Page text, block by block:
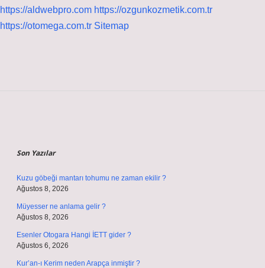
https://aldwebpro.com https://ozgunkozmetik.com.tr
https://otomega.com.tr Sitemap
Son Yazılar
Kuzu göbeği mantarı tohumu ne zaman ekilir ?
Ağustos 8, 2026
Müyesser ne anlama gelir ?
Ağustos 8, 2026
Esenler Otogara Hangi İETT gider ?
Ağustos 6, 2026
Kur’an-ı Kerim neden Arapça inmiştir ?